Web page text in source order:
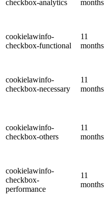
checkbox-analytics months
cookielawinfo-
checkbox-functional
11
months
cookielawinfo-
checkbox-necessary
11
months
cookielawinfo-
checkbox-others
11
months
cookielawinfo-
checkbox-
performance
11
months